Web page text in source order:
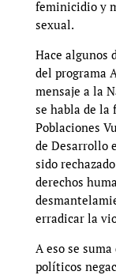
feminicidio y
sexual.
Hace algunos
del programa
mensaje a la
se habla de
Poblaciones
de Desarrollo
sido
derechos
erradicar la
A eso se
políticos